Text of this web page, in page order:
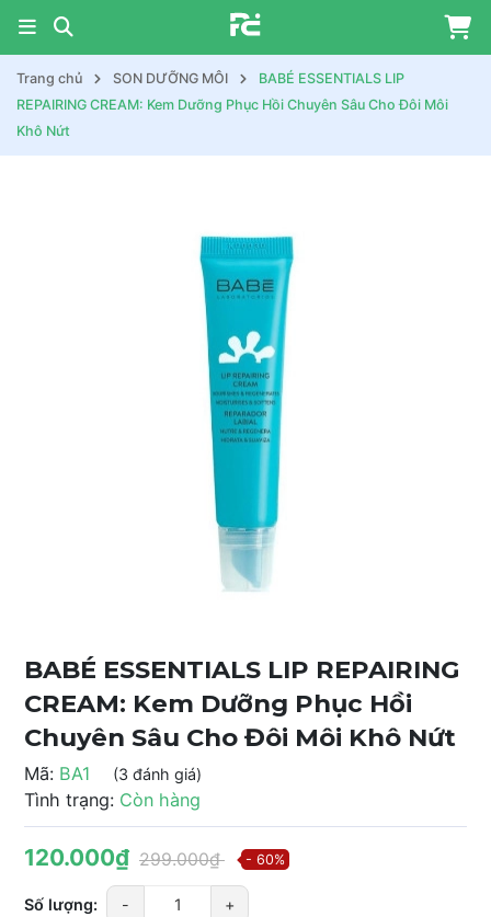
Trang chủ SON DƯỠNG MÔI
BABÉ ESSENTIALS LIP
REPAIRING CREAM: Kem Dưỡng Phục Hồi Chuyên Sâu Cho Đôi Môi
Khô Nứt
BABÉ ESSENTIALS LIP REPAIRING
CREAM: Kem Dưỡng Phục Hồi
Chuyên Sâu Cho Đôi Môi Khô Nứt
Mã: BA1 (3 đánh giá)
Tình trạng: Còn hàng
120.000₫ 299.000₫ - 60%
Số lượng: - +